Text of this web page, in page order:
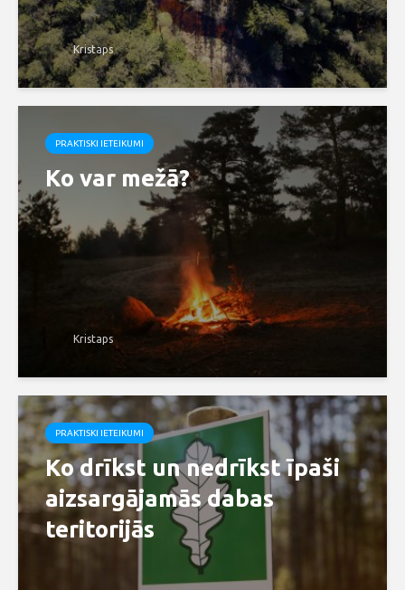
Kristaps
PRAKTISKI IETEIKUMI
Ko var mežā?
Kristaps
PRAKTISKI IETEIKUMI
Ko drīkst un nedrīkst īpaši
aizsargājamās dabas
teritorijās